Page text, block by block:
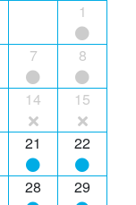
1
7 8
14 15
21 22
28 29